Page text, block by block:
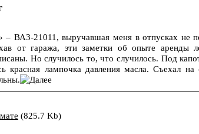
– ВАЗ-21011, выручавшая меня в отпусках не
от гаража, эти заметки об опыте аренды
Но случилось то, что случилось. Под
красная лампочка давления масла. Съехал на
(825.7 Kb)